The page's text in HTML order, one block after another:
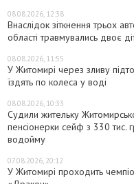
08.08.2026, 12:38
Внаслідок зіткнення трьох
області травмувались двоє
08.08.2026, 11:55
У Житомирі через зливу
їздять по колеса у воді
08.08.2026, 10:33
Судили жительку
пенсіонерки сейф з 330 тис.
водойму
07.08.2026, 20:12
У Житомирі проходить